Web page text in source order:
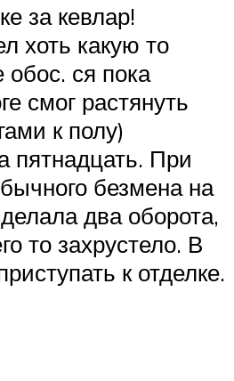
за кевлар!
хоть какую то
обос. ся пока
смог растянуть
к полу)
пятнадцать. При
безмена на
два оборота,
то захрустело. В
к отделке.